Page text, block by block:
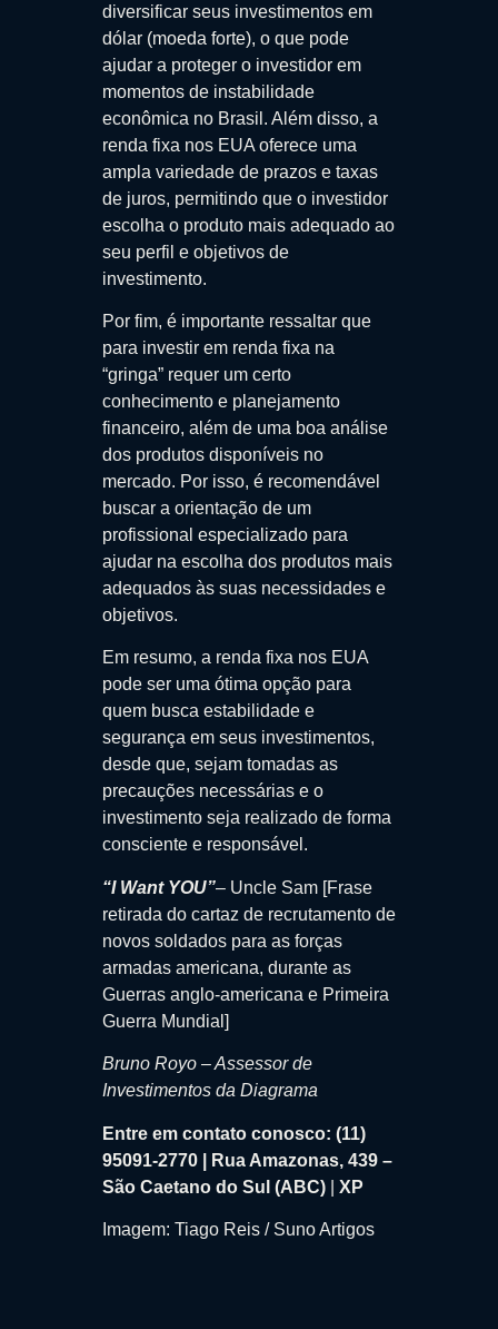
diversificar seus investimentos em
dólar (moeda forte), o que pode
ajudar a proteger o investidor em
momentos de instabilidade
econômica no Brasil. Além disso, a
renda fixa nos EUA oferece uma
ampla variedade de prazos e taxas
de juros, permitindo que o investidor
escolha o produto mais adequado ao
seu perfil e objetivos de
investimento.
Por fim, é importante ressaltar que
para investir em renda fixa na
“gringa” requer um certo
conhecimento e planejamento
financeiro, além de uma boa análise
dos produtos disponíveis no
mercado. Por isso, é recomendável
buscar a orientação de um
profissional especializado para
ajudar na escolha dos produtos mais
adequados às suas necessidades e
objetivos.
Em resumo, a renda fixa nos EUA
pode ser uma ótima opção para
quem busca estabilidade e
segurança em seus investimentos,
desde que, sejam tomadas as
precauções necessárias e o
investimento seja realizado de forma
consciente e responsável.
“I Want YOU”– Uncle Sam [Frase
retirada do cartaz de recrutamento de
novos soldados para as forças
armadas americana, durante as
Guerras anglo-americana e Primeira
Guerra Mundial]
Bruno Royo – Assessor de
Investimentos da Diagrama
Entre em contato conosco: (11)
95091-2770 | Rua Amazonas, 439 –
São Caetano do Sul (ABC)| XP
Imagem: Tiago Reis / Suno Artigos